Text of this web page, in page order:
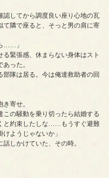
してから調度良い座り心地の瓦
て隣で座ると、そっと男の肩に寄
……」
緊張感、休まらない身体はスト
った。
部隊は居る。今は俺達救助者の回
寄せ。
この騒動を乗り切ったら結婚する
と約束したしな……もうすぐ避難
ようじゃないか」
しかけていた、その時。